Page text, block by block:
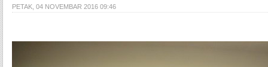
PETAK, 04 NOVEMBAR 2016 09:46